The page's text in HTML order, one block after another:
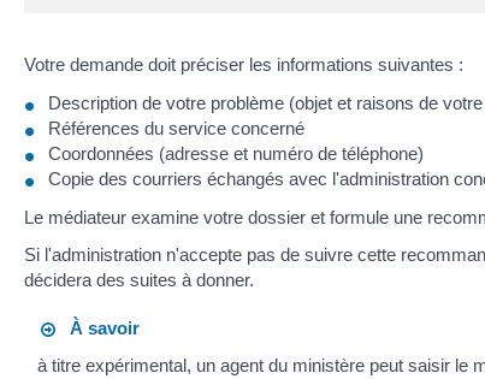
Votre demande doit préciser les informations suivantes :
Description de votre problème (objet et raisons de
Références du service concerné
Coordonnées (adresse et numéro de téléphone)
Copie des courriers échangés avec l'administration
Le médiateur examine votre dossier et formule une
Si l'administration n'accepte pas de suivre cette
décidera des suites à donner.
À savoir
à titre expérimental, un agent du ministère peut saisir le